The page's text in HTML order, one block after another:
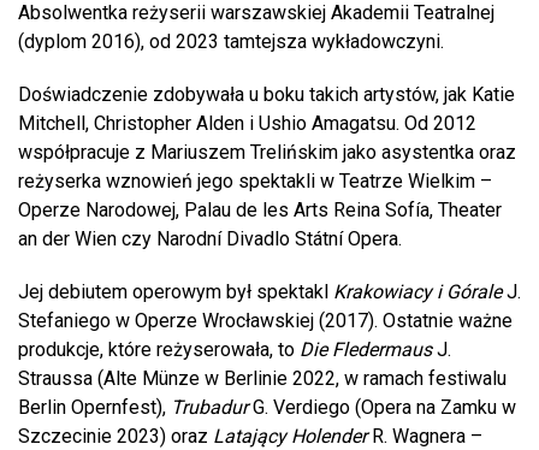
Absolwentka reżyserii warszawskiej Akademii Teatralnej
(dyplom 2016), od 2023 tamtejsza wykładowczyni.
Doświadczenie zdobywała u boku takich artystów, jak Katie
Mitchell, Christopher Alden i Ushio Amagatsu. Od 2012
współpracuje z Mariuszem Trelińskim jako asystentka oraz
reżyserka wznowień jego spektakli w Teatrze Wielkim –
Operze Narodowej, Palau de les Arts Reina Sofía, Theater
an der Wien czy Narodní Divadlo Státní Opera.
Jej debiutem operowym był spektakl Krakowiacy i GóraleJ.
Stefaniego w Operze Wrocławskiej (2017). Ostatnie ważne
produkcje, które reżyserowała, to Die FledermausJ.
Straussa (Alte Münze w Berlinie 2022, w ramach festiwalu
Berlin Opernfest), TrubadurG. Verdiego (Opera na Zamku w
Szczecinie 2023) oraz Latający HolenderR. Wagnera –